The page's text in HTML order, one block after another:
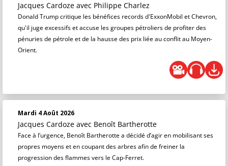
Jacques Cardoze avec Philippe Charlez
Donald Trump critique les bénéfices records d'ExxonMobil et Chevron,
qu'il juge excessifs et accuse les groupes pétroliers de profiter des
pénuries de pétrole et de la hausse des prix liée au conflit au Moyen-
Orient.
Mardi 4 Août 2026
Jacques Cardoze avec Benoît Bartherotte
Face à l’urgence, Benoît Bartherotte a décidé d’agir en mobilisant ses
propres moyens et en coupant des arbres afin de freiner la
progression des flammes vers le Cap-Ferret.